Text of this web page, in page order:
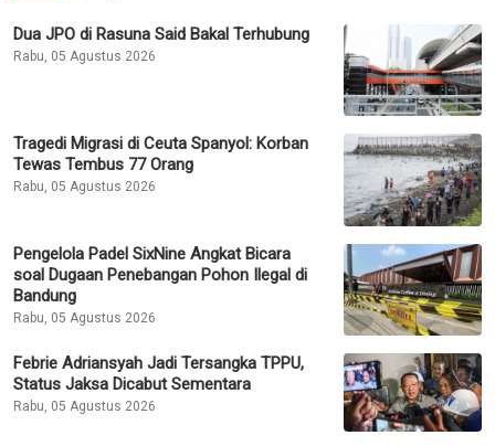
Dua JPO di Rasuna Said Bakal Terhubung
Rabu, 05 Agustus 2026
Tragedi Migrasi di Ceuta Spanyol: Korban
Tewas Tembus 77 Orang
Rabu, 05 Agustus 2026
Pengelola Padel SixNine Angkat Bicara
soal Dugaan Penebangan Pohon Ilegal di
Bandung
Rabu, 05 Agustus 2026
Febrie Adriansyah Jadi Tersangka TPPU,
Status Jaksa Dicabut Sementara
Rabu, 05 Agustus 2026